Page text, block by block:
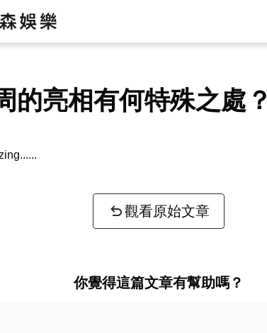
的亮相有何特殊之處？
觀看原始文章
你覺得這篇文章有幫助嗎？